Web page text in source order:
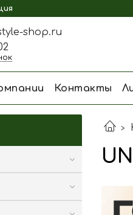
shop.ru
Контакты